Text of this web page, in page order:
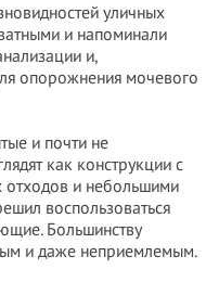
уличных
и напоминали
и,
опорожнения мочевого
и почти не
как конструкции с
отходов и небольшими
воспользоваться
Большинству
и даже неприемлемым.